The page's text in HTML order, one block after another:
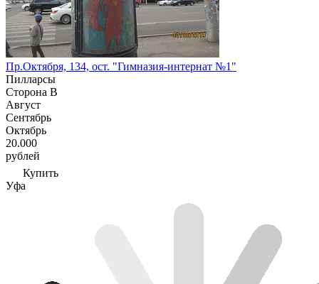
Пр.Октября, 134, ост. "Гимназия-интернат №1"
Пилларсы
Сторона В
Август
Сентябрь
Октябрь
20.000
рублей
Купить
Уфа